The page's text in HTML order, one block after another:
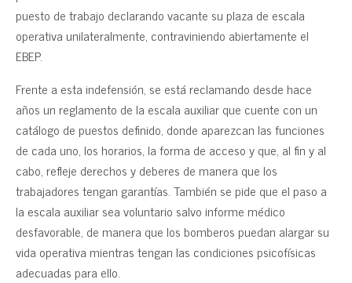
puesto de trabajo declarando vacante su plaza de escala
operativa unilateralmente, contraviniendo abiertamente el
EBEP.
Frente a esta indefensión, se está reclamando desde hace
años un reglamento de la escala auxiliar que cuente con un
catálogo de puestos definido, donde aparezcan las funciones
de cada uno, los horarios, la forma de acceso y que, al fin y al
cabo, refleje derechos y deberes de manera que los
trabajadores tengan garantías. También se pide que el paso a
la escala auxiliar sea voluntario salvo informe médico
desfavorable, de manera que los bomberos puedan alargar su
vida operativa mientras tengan las condiciones psicofísicas
adecuadas para ello.